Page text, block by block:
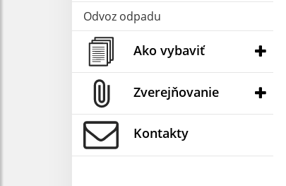
Odvoz odpadu
Ako vybaviť
Zverejňovanie
Kontakty